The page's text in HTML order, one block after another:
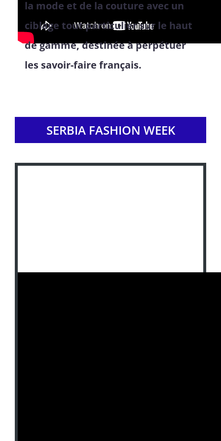
la mode et de la couture avec un
ciblage tout particulier sur le haut
de gamme, destinée à perpétuer
les savoir-faire français.
SERBIA FASHION WEEK